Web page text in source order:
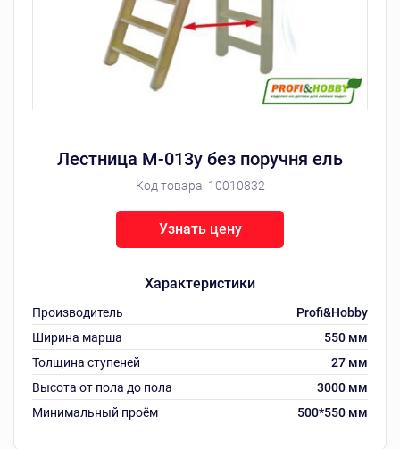
Лестница М-013у без поручня ель
Код товара: 10010832
Характеристики
Производитель
Profi&Hobby
Ширина марша
550 мм
Толщина ступеней
27 мм
Высота от пола до пола
3000 мм
Минимальный проём
500*550 мм
Узнать цену